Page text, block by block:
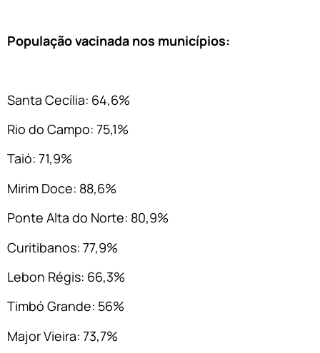
População vacinada nos municípios:
Santa Cecília: 64,6%
Rio do Campo: 75,1%
Taió: 71,9%
Mirim Doce: 88,6%
Ponte Alta do Norte: 80,9%
Curitibanos: 77,9%
Lebon Régis: 66,3%
Timbó Grande: 56%
Major Vieira: 73,7%